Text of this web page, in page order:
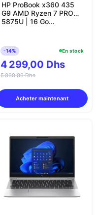
HP ProBook x360 435
G9 AMD Ryzen 7 PRO
5875U | 16 Go...
-14% En stock
4 299,00 Dhs
5 000,00 Dhs
Acheter maintenant